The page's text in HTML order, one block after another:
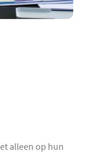
alleen op hun